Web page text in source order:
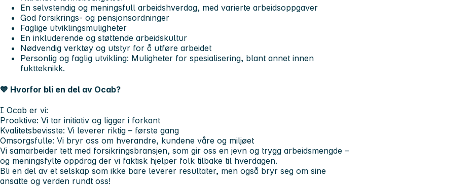
En selvstendig og meningsfull arbeidshverdag, med varierte arbeidsoppgaver
God forsikrings- og pensjonsordninger
Faglige utviklingsmuligheter
En inkluderende og støttende arbeidskultur
Nødvendig verktøy og utstyr for å utføre arbeidet
Personlig og faglig utvikling: Muligheter for spesialisering, blant annet innen
fuktteknikk.
💙 Hvorfor bli en del av Ocab?
I Ocab er vi:
Proaktive: Vi tar initiativ og ligger i forkant
Kvalitetsbevisste: Vi leverer riktig – første gang
Omsorgsfulle: Vi bryr oss om hverandre, kundene våre og miljøet
Vi samarbeider tett med forsikringsbransjen, som gir oss en jevn og trygg arbeidsmengde –
og meningsfylte oppdrag der vi faktisk hjelper folk tilbake til hverdagen.
Bli en del av et selskap som ikke bare leverer resultater, men også bryr seg om sine
ansatte og verden rundt oss!